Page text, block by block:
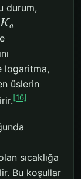
durum,
a
logaritma,
üslerin
[16]
sıcaklığa
Bu koşullar